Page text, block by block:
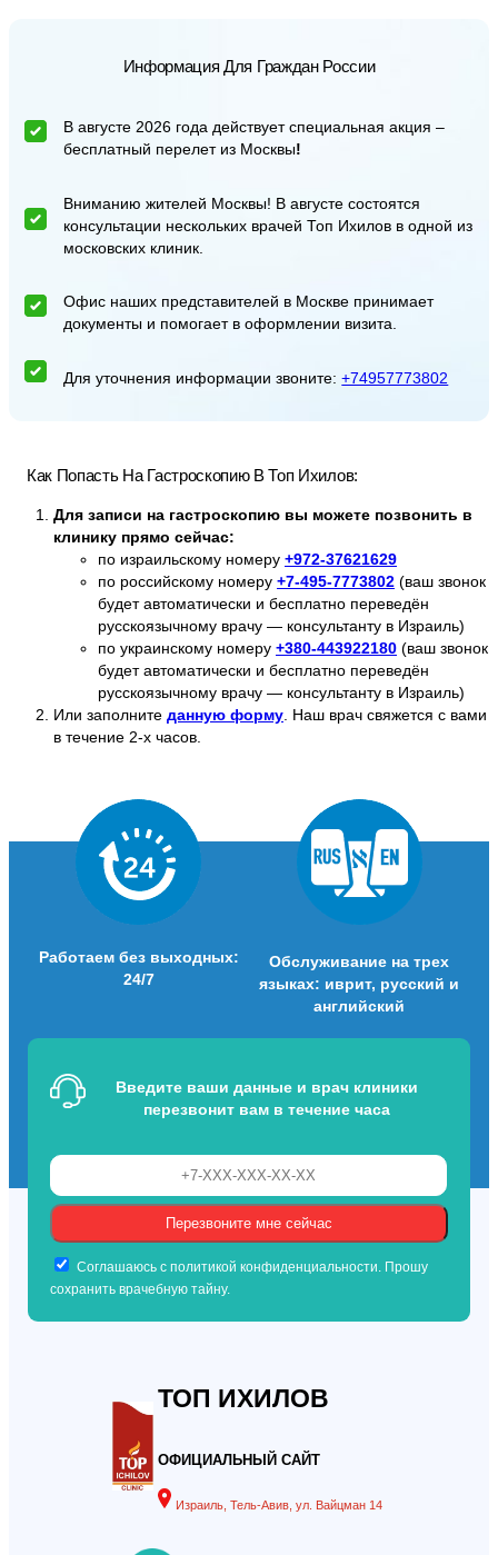
Информация Для Граждан России
В августе 2026 года действует специальная акция –
бесплатный перелет из Москвы!
Вниманию жителей Москвы! В августе состоятся
консультации нескольких врачей Топ Ихилов в одной из
московских клиник.
Офис наших представителей в Москве принимает
документы и помогает в оформлении визита.
Для уточнения информации звоните:+74957773802
Как Попасть На Гастроскопию В Топ Ихилов:
Для записи на гастроскопию вы можете позвонить в
клинику прямо сейчас:
по израильскому номеру +972-37621629
по российскому номеру +7-495-7773802 (ваш звонок
будет автоматически и бесплатно переведён
русскоязычному врачу — консультанту в Израиль)
по украинскому номеру +380-443922180 (ваш звонок
будет автоматически и бесплатно переведён
русскоязычному врачу — консультанту в Израиль)
Или заполните данную форму . Наш врач свяжется с вами
в течение 2-х часов.
Работаем без выходных:
24/7
Обслуживание на трех
языках: иврит, русский и
английский
Введите ваши данные и врач клиники
перезвонит вам в течение часа
Соглашаюсь с политикой конфиденциальности. Прошу
сохранить врачебную тайну.
ТОП ИХИЛОВ
ОФИЦИАЛЬНЫЙ САЙТ
Израиль, Тель-Авив, ул. Вайцман 14